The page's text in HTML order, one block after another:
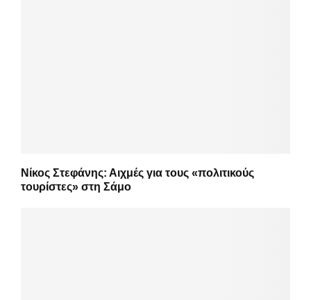
Νίκος Στεφάνης: Αιχμές για τους «πολιτικούς
τουρίστες» στη Σάμο